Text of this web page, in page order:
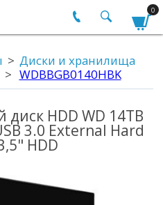
0
Диски и хранилища
WDBBGB0140HBK
HDD WD 14TB
3.0 External Hard
HDD